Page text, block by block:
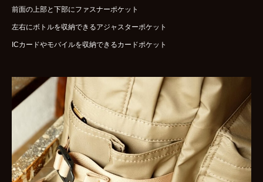
前面の上部と下部にファスナーポケット
左右にボトルを収納できるアジャスターポケット
ICカードやモバイルを収納できるカードポケット